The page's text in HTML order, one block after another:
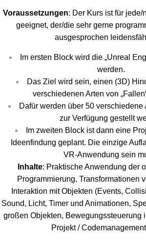
Voraussetzungen: Der Kurs ist für
geeignet, der/die sehr gerne
ausgesprochen
Im ersten Block wird die „Unreal
werden.
Das Ziel wird sein, einen (3D)
verschiedenen Arten von
Dafür werden über 50
zur Verfügung gestellt
Im zweiten Block ist dann eine
Ideenfindung geplant. Die einzige
VR-Anwendung sein
Inhalte: Praktische Anwendung der
Programmierung, Transformationen
Interaktion mit Objekten (Events,
Sound, Licht, Timer und Animationen,
großen Objekten, Bewegungssteuerung
Projekt /